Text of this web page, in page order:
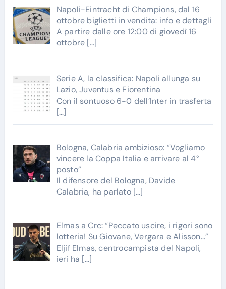
Napoli-Eintracht di Champions, dal 16
ottobre biglietti in vendita: info e dettagli
A partire dalle ore 12:00 di giovedì 16
ottobre […]
Serie A, la classifica: Napoli allunga su
Lazio, Juventus e Fiorentina
Con il sontuoso 6-0 dell’Inter in trasferta
[…]
Bologna, Calabria ambizioso: “Vogliamo
vincere la Coppa Italia e arrivare al 4°
posto”
Il difensore del Bologna, Davide
Calabria, ha parlato […]
Elmas a Crc: “Peccato uscire, i rigori sono
lotteria! Su Giovane, Vergara e Alisson…”
Eljif Elmas, centrocampista del Napoli,
ieri ha […]